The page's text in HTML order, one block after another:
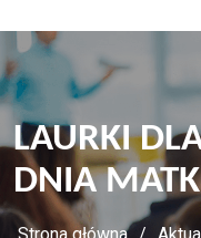
LAURKI
DNIA